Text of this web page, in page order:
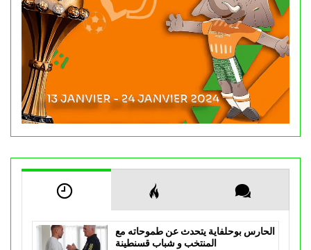
الحارس بوحلفاية يتحدث عن طموحاته مع
المنتخب و شباب قسنطينة